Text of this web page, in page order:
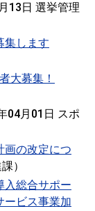
13日 選挙管理
集します
大募集！
04月01日 スポ
画の改定につ
）
入総合サポー
ービス事業加